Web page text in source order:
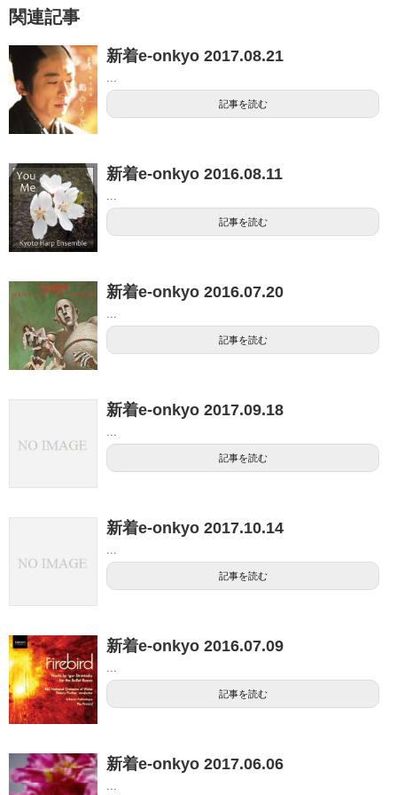
関連記事
新着e-onkyo 2017.08.21
記事を読む
新着e-onkyo 2016.08.11
記事を読む
新着e-onkyo 2016.07.20
記事を読む
新着e-onkyo 2017.09.18
記事を読む
新着e-onkyo 2017.10.14
記事を読む
新着e-onkyo 2016.07.09
記事を読む
新着e-onkyo 2017.06.06